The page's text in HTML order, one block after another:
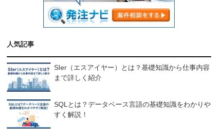
人気記事
SIer（エスアイヤー）とは？基礎知識から仕事内容
まで詳しく紹介
SQLとは？データベース言語の基礎知識をわかりや
すく解説！